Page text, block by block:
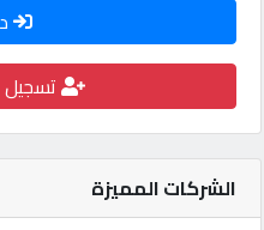
القطري
POWERED
BY
QHOST
الشركات المميزة